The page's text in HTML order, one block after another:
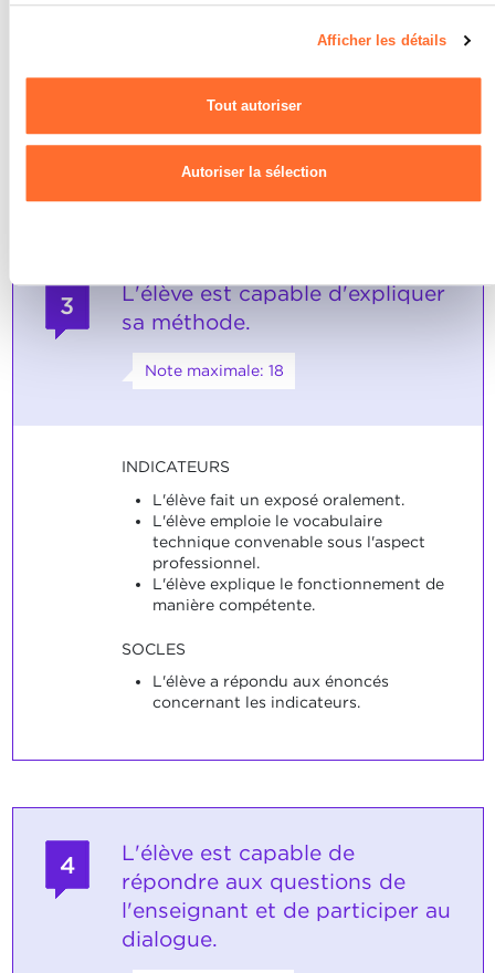
personnelles, vous pouvez consulter notre
cookieset notrePolitique de confidentialité.
Afficher les détails
Tout autoriser
Autoriser la sélection
concernant les indicateurs.
3
L'élève est capable d'expliquer
sa méthode.
Note maximale: 18
INDICATEURS
L'élève fait un exposé oralement.
L'élève emploie le vocabulaire
technique convenable sous l'aspect
professionnel.
L'élève explique le fonctionnement de
manière compétente.
SOCLES
L'élève a répondu aux énoncés
concernant les indicateurs.
4
L'élève est capable de
répondre aux questions de
l'enseignant et de participer au
dialogue.